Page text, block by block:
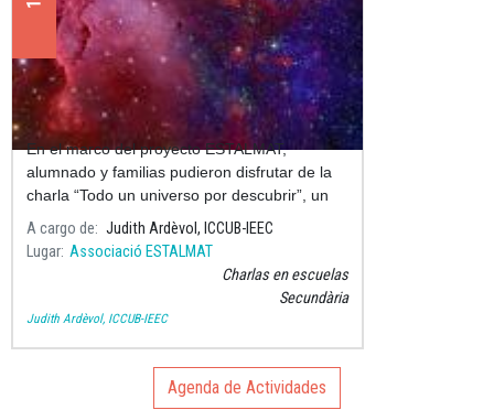
Todo un universo por descubrir
En el marco del proyecto ESTALMAT,
alumnado y familias pudieron disfrutar de la
charla “Todo un universo por descubrir”, un
viaje apasionante por la astronomía actual y
su historia.
A cargo de
Judith Ardèvol, ICCUB-IEEC
Lugar Associació ESTALMAT
Charlas en escuelas
Secundària
Judith Ardèvol, ICCUB-IEEC
Agenda de Actividades